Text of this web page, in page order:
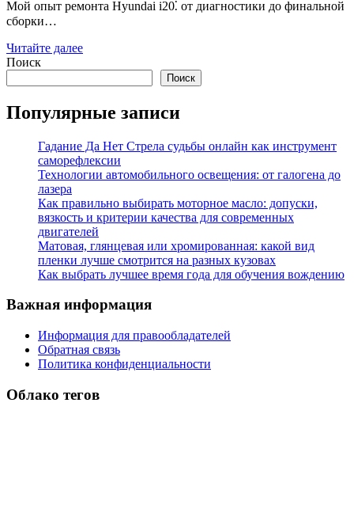
Мой опыт ремонта Hyundai i20⁚ от диагностики до финальной
сборки…
Читайте далее
Поиск
Поиск
Популярные записи
Гадание Да Нет Стрела судьбы онлайн как инструмент
саморефлексии
Технологии автомобильного освещения: от галогена до
лазера
Как правильно выбирать моторное масло: допуски,
вязкость и критерии качества для современных
двигателей
Матовая, глянцевая или хромированная: какой вид
пленки лучше смотрится на разных кузовах
Как выбрать лучшее время года для обучения вождению
Важная информация
Информация для правообладателей
Обратная связь
Политика конфиденциальности
Облако тегов